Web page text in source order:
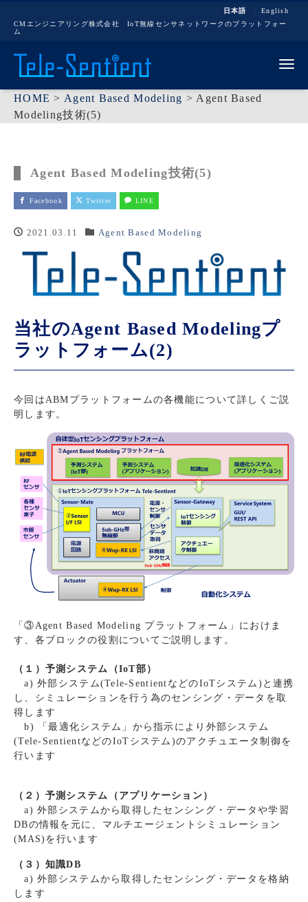
日本語
English
CMエンジニアリング株式会社 IoT無線センサネットワークのプラットフォー
ム
HOME > Agent Based Modeling > Agent Based
Modeling技術(5)
Agent Based Modeling技術(5)
Facebook Twitter LINE
2021.03.11 Agent Based Modeling
当社のAgent Based Modelingプ
ラットフォーム(2)
今回はABMプラットフォームの各機能について詳しくご説
明します。
「③Agent Based Modeling プラットフォーム」におけま
す、各ブロックの役割についてご説明します。
（１）予測システム（IoT部）
a) 外部システム(Tele-SentientなどのIoTシステム)と連携
し、シミュレーションを行う為のセンシング・データを取
得します
b) 「最適化システム」から指示により外部システム
(Tele-SentientなどのIoTシステム)のアクチュエータ制御を
行います
（２）予測システム（アプリケーション）
a) 外部システムから取得したセンシング・データや学習
DBの情報を元に、マルチエージェントシミュレーション
(MAS)を行います
（３）知識DB
a) 外部システムから取得したセンシング・データを格納
します